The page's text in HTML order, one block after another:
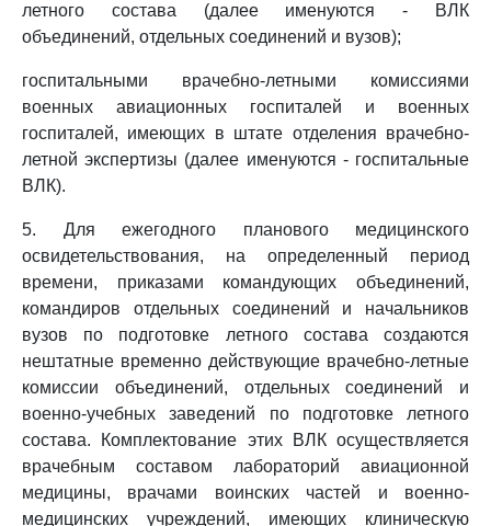
летного состава (далее именуются - ВЛК
объединений, отдельных соединений и вузов);
госпитальными врачебно-летными комиссиями
военных авиационных госпиталей и военных
госпиталей, имеющих в штате отделения врачебно-
летной экспертизы (далее именуются - госпитальные
ВЛК).
5. Для ежегодного планового медицинского
освидетельствования, на определенный период
времени, приказами командующих объединений,
командиров отдельных соединений и начальников
вузов по подготовке летного состава создаются
нештатные временно действующие врачебно-летные
комиссии объединений, отдельных соединений и
военно-учебных заведений по подготовке летного
состава. Комплектование этих ВЛК осуществляется
врачебным составом лабораторий авиационной
медицины, врачами воинских частей и военно-
медицинских учреждений, имеющих клиническую